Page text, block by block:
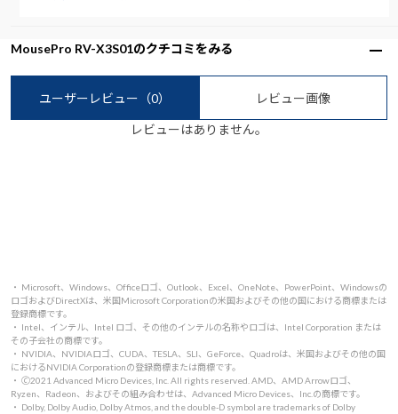
MousePro RV-X3S01のクチコミをみる
ユーザーレビュー （0） レビュー画像
レビューはありません。
・ Microsoft、Windows、Officeロゴ、Outlook、Excel、OneNote、PowerPoint、Windowsの
ロゴおよびDirectXは、米国Microsoft Corporationの米国およびその他の国における商標または
登録商標です。
・ Intel、インテル、Intel ロゴ、その他のインテルの名称やロゴは、Intel Corporation または
その子会社の商標です。
・ NVIDIA、NVIDIAロゴ、CUDA、TESLA、SLI、GeForce、Quadroは、米国およびその他の国
におけるNVIDIA Corporationの登録商標または商標です。
・ 🄫2021 Advanced Micro Devices, Inc. All rights reserved. AMD、AMD Arrowロゴ、
Ryzen、Radeon、およびその組み合わせは、Advanced Micro Devices、Inc.の商標です。
・ Dolby, Dolby Audio, Dolby Atmos, and the double-D symbol are trademarks of Dolby